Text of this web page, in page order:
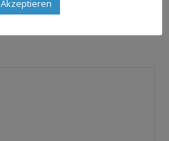
Akzeptieren